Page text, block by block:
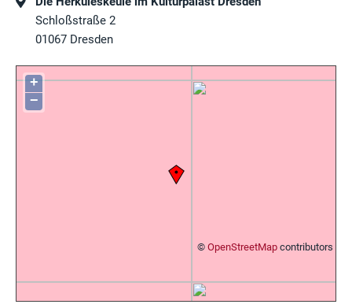
Schloßstraße 2
01067 Dresden
+
−
© OpenStreetMap contributors